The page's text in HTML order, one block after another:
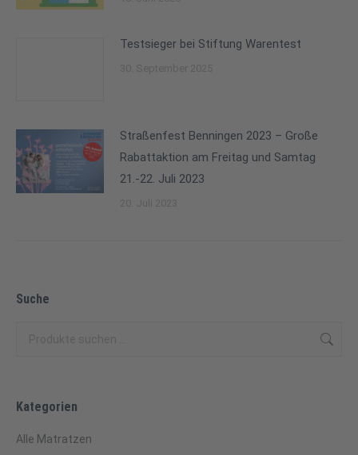
Testsieger bei Stiftung Warentest
Straßenfest Benningen 2023 – Große
Rabattaktion am Freitag und Samtag
21.-22. Juli 2023
Suche
Kategorien
Alle Matratzen